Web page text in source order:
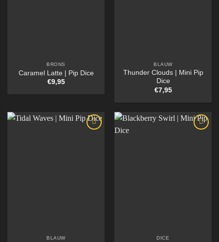
BRONS
Caramel Latte | Pip Dice
€9,95
BLAUW
Thunder Clouds | Mini Pip
Dice
€7,95
BLAUW DICE